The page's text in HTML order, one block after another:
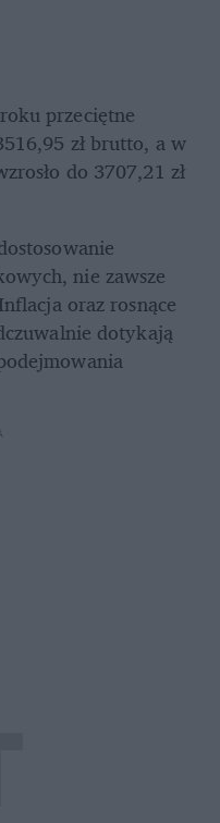
przeciętne
zł brutto, a w
do 3707,21 zł
nie zawsze
oraz rosnące
dotykają